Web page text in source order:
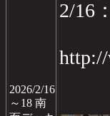
2026/2/16
～18 南
2/16
http://